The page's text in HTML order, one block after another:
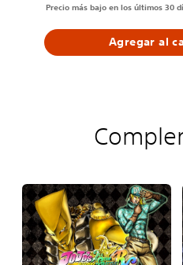
Precio más bajo en los últimos 30
Agregar al